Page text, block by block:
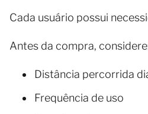
Cada usuário possui
Antes da compra,
Distância percorrida
Frequência de uso